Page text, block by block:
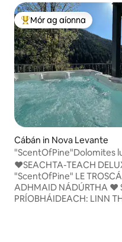
An-mhór ag aíonna
Mór ag aíonna
Cábán in Nova Levante
"ScentOfPine"Dolomites
whrilpool&sauna
♥️SEACHTA-TEACH
"ScentOfPine" LE
ADHMAID NÁDÚRTHA ♥️ SPA
PRÍOBHÁIDEACH: LINN